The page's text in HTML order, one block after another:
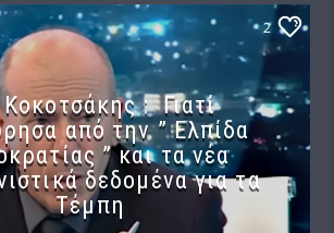
2
: Γιατί
από την ” Ελπίδα
” και τα νέα
δεδομένα για τα
Τέμπη